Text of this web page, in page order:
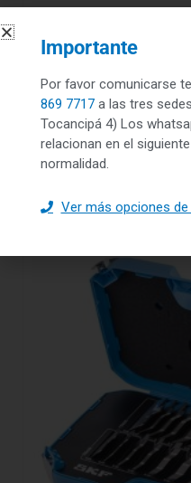
DESTACADOS
Rodamientos de bolas a
500,000.00
Leer más
Importante
Por favor comunicarse
869 7717 a las tres
Tocancipá 4) Los
relacionan en el
normalidad.
Ver más opciones